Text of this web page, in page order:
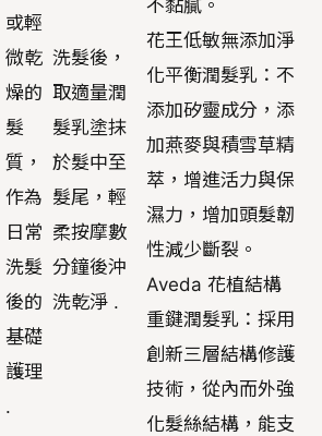
或輕
微乾
燥的
髮
質，
作為
日常
洗髮
後的
基礎
護理
.
洗髮後，
取適量潤
髮乳塗抹
於髮中至
髮尾，輕
柔按摩數
分鐘後沖
洗乾淨 .
不黏膩。
花王低敏無添加淨
化平衡潤髮乳：不
添加矽靈成分，添
加燕麥與積雪草精
萃，增進活力與保
濕力，增加頭髮韌
性減少斷裂。
Aveda 花植結構
重鍵潤髮乳：採用
創新三層結構修護
技術，從內而外強
化髮絲結構，能支